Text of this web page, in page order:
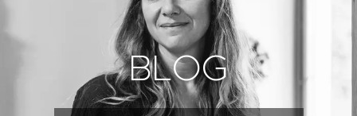
BLOG